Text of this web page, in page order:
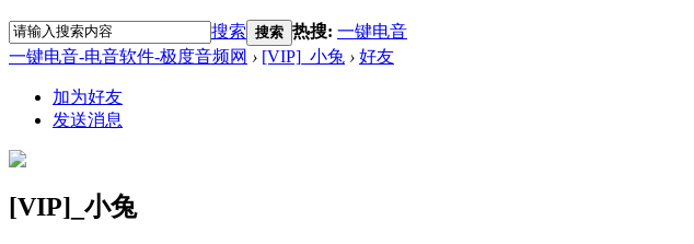
搜索 搜索 热搜: 一键电音
一键电音-电音软件-极度音频网 › [VIP]_小兔 › 好友
加为好友
发送消息
[VIP]_小兔